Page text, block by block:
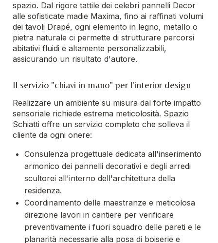
spazio. Dal rigore tattile dei celebri pannelli Decor
alle sofisticate madie Maxima, fino ai raffinati volumi
dei tavoli Drapé, ogni elemento in legno, metallo o
pietra naturale ci permette di strutturare percorsi
abitativi fluidi e altamente personalizzabili,
assicurando un risultato d'autore.
Il servizio "chiavi in mano" per l'interior design
Realizzare un ambiente su misura dal forte impatto
sensoriale richiede estrema meticolosità. Spazio
Schiatti offre un servizio completo che solleva il
cliente da ogni onere:
Consulenza progettuale dedicata all'inserimento
armonico dei pannelli decorativi e degli arredi
scultorei all'interno dell'architettura della
residenza.
Coordinamento delle maestranze e meticolosa
direzione lavori in cantiere per verificare
preventivamente i fuori squadro delle pareti e le
planarità necessarie alla posa di boiserie e